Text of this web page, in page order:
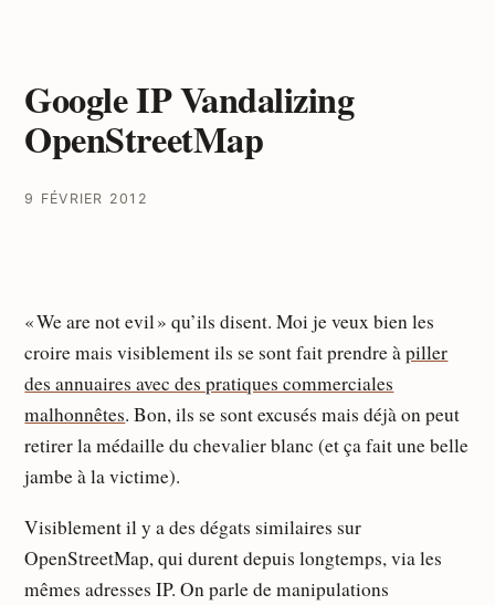
Google IP Vandalizing
OpenStreetMap
9 FÉVRIER 2012
« We are not evil » qu’ils disent. Moi je veux bien les
croire mais visiblement ils se sont fait prendre àpiller
des annuaires avec des pratiques commerciales
malhonnêtes. Bon, ils se sont excusés mais déjà on peut
retirer la médaille du chevalier blanc (et ça fait une belle
jambe à la victime).
Visiblement il y a des dégats similaires sur
OpenStreetMap, qui durent depuis longtemps, via les
mêmes adresses IP. On parle de manipulations